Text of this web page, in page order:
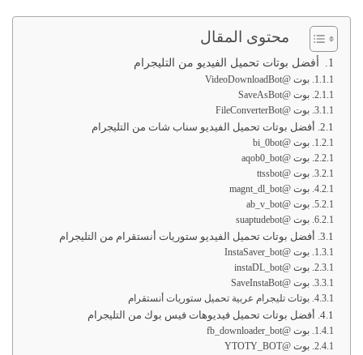
محتوى المقال
أفضل بوتات تحميل الفيديو من التليجرام
بوت @VideoDownloadBot
بوت @SaveAsBot
بوت @FileConverterBot
أفضل بوتات تحميل الفيديو سناب شات من التليجرام
بوت @bi_0bot
بوت @aqob0_bot
بوت @ttssbot
بوت @magnt_dl_bot
بوت @ab_v_bot
بوت @suaptudebot
أفضل بوتات تحميل الفيديو ستوريات أنستقرام من التليجرام
بوت @InstaSaver_bot
بوت @instaDL_bot
بوت @SaveInstaBot
بوتات تليجرام عربية تحميل ستوريات أنستقرام
أفضل بوتات تحميل فيديوهات فيس بوك من التليجرام
بوت @fb_downloader_bot
بوت @YTOTY_BOT